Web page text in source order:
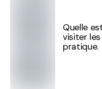
Quelle
visiter
pratique.